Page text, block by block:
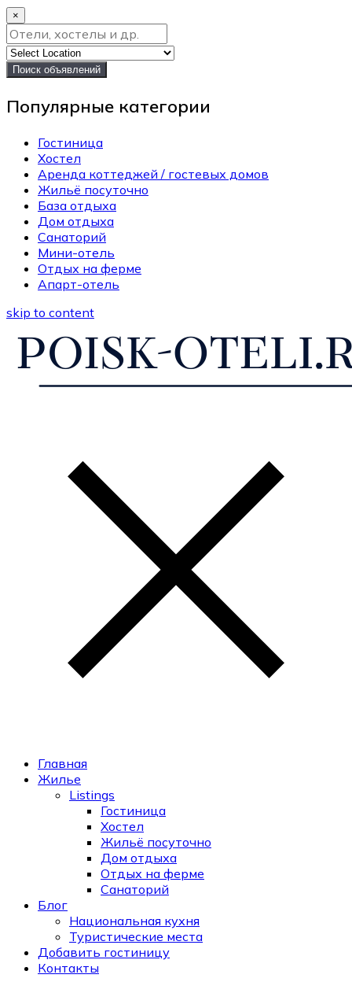
×
Поиск объявлений
Популярные категории
Гостиница
Хостел
Аренда коттеджей / гостевых домов
Жильё посуточно
База отдыха
Дом отдыха
Санаторий
Мини-отель
Отдых на ферме
Апарт-отель
skip to content
Главная
Жилье
Listings
Гостиница
Хостел
Жильё посуточно
Дом отдыха
Отдых на ферме
Санаторий
Блог
Национальная кухня
Туристические места
Добавить гостиницу
Контакты